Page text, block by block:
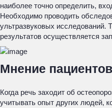
наиболее точно определить,
Необходимо проводить
ультразвуковых исследований.
результатов осуществляется
Мнение пациентов
Когда речь заходит об
учитывать опыт других людей,